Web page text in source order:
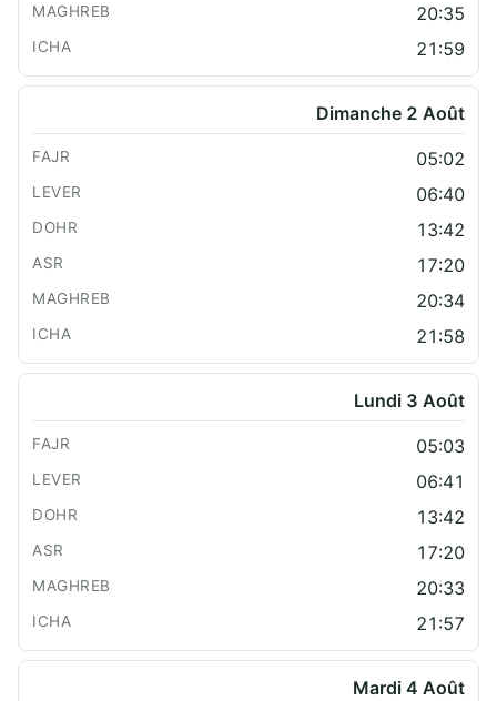
20:35
21:59
Dimanche 2 Août
05:02
06:40
13:42
17:20
20:34
21:58
Lundi 3 Août
05:03
06:41
13:42
17:20
20:33
21:57
Mardi 4 Août